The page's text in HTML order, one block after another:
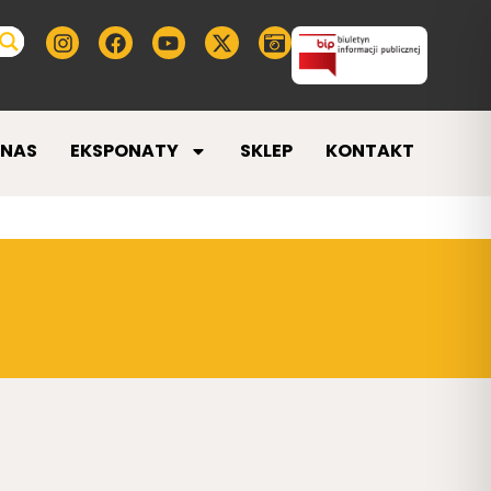
EKSPONATY SKLEP KONTAKT